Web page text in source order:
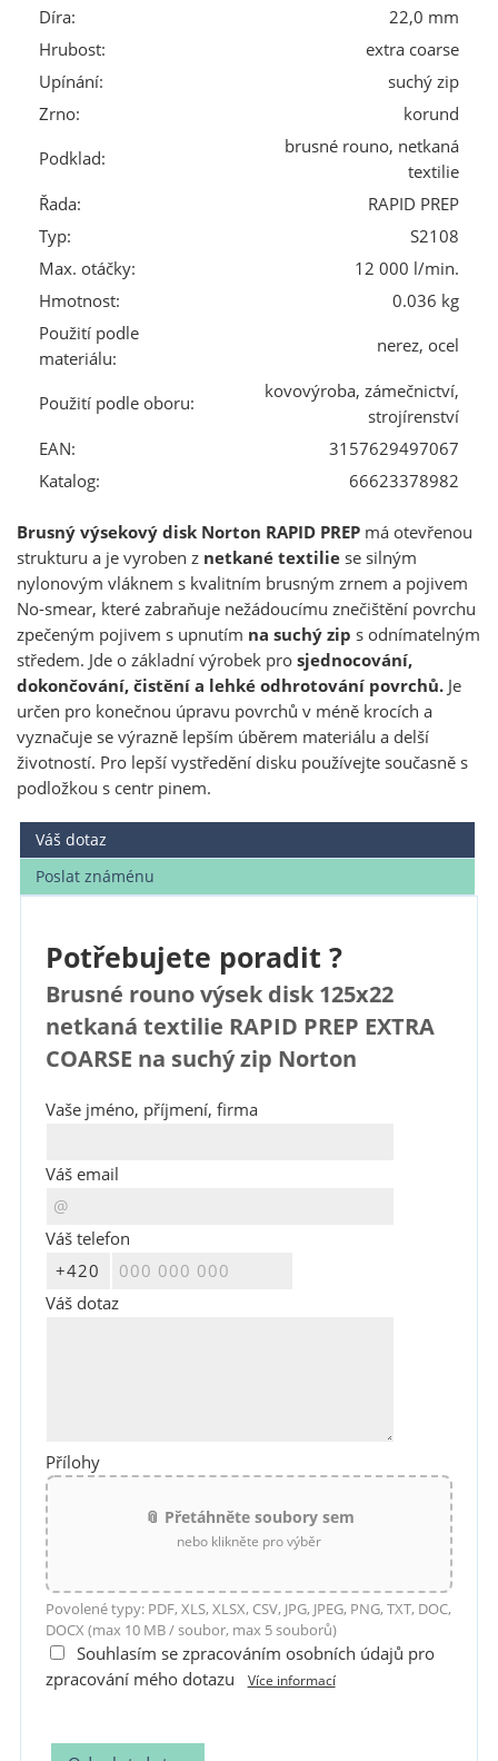
Díra:
22,0 mm
Hrubost:
extra coarse
Upínání:
suchý zip
Zrno:
korund
Podklad:
brusné rouno, netkaná
textilie
Řada:
RAPID PREP
Typ:
S2108
Max. otáčky:
12 000 l/min.
Hmotnost:
0.036 kg
Použití podle
materiálu:
nerez, ocel
Použití podle oboru:
kovovýroba, zámečnictví,
strojírenství
EAN:
3157629497067
Katalog:
66623378982
Brusný výsekový disk Norton RAPID PREP má otevřenou
strukturu a je vyroben z netkané textiliese silným
nylonovým vláknem s kvalitním brusným zrnem a pojivem
No-smear, které zabraňuje nežádoucímu znečištění povrchu
zpečeným pojivem s upnutím na suchý zip s odnímatelným
středem. Jde o základní výrobek prosjednocování,
dokončování, čistění a lehké odhrotování povrchů. Je
určen pro konečnou úpravu povrchů v méně krocích a
vyznačuje se výrazně lepším úběrem materiálu a delší
životností. Pro lepší vystředění disku používejte současně s
podložkou s centr pinem.
Váš dotaz
Poslat známénu
Potřebujete poradit ?
Brusné rouno výsek disk 125x22
netkaná textilie RAPID PREP EXTRA
COARSE na suchý zip Norton
Vaše jméno, příjmení, firma
Váš email
Váš telefon
Váš dotaz
Přílohy
📎 Přetáhněte soubory sem
nebo klikněte pro výběr
Povolené typy: PDF, XLS, XLSX, CSV, JPG, JPEG, PNG, TXT, DOC,
DOCX (max 10 MB / soubor, max 5 souborů)
Souhlasím se zpracováním osobních údajů pro
zpracování mého dotazu
Více informací